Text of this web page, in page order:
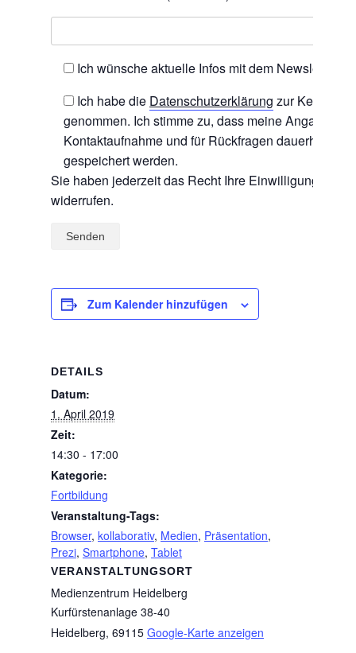
Ich wünsche aktuelle Infos mit dem Newsletter.
Ich habe die Datenschutzerklärung zur Kenntnis
genommen. Ich stimme zu, dass meine Angaben
Kontaktaufnahme und für Rückfragen dauerhaft
gespeichert werden.
Sie haben jederzeit das Recht Ihre Einwilligung zu
widerrufen.
Zum Kalender hinzufügen
DETAILS
Datum:
1. April 2019
Zeit:
14:30 - 17:00
Kategorie:
Fortbildung
Veranstaltung-Tags:
Browser, kollaborativ, Medien, Präsentation,
Prezi, Smartphone, Tablet
VERANSTALTUNGSORT
Medienzentrum Heidelberg
Kurfürstenanlage 38-40
Heidelberg, 69115 Google-Karte anzeigen